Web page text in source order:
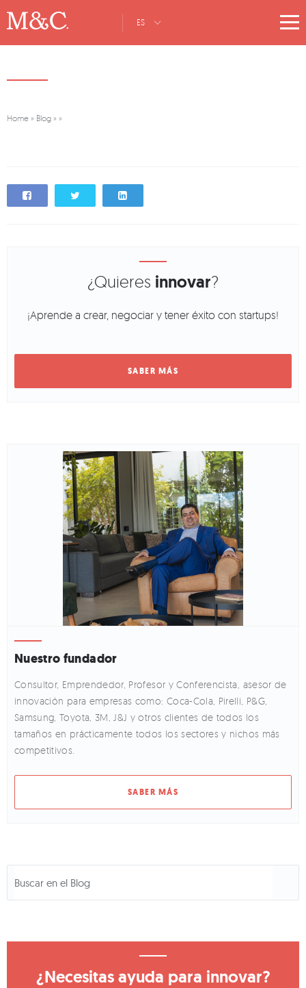
ES
Home » Blog » »
¿Quieres innovar?
¡Aprende a crear, negociar y tener éxito con startups!
Nuestro fundador
Consultor, Emprendedor, Profesor y Conferencista, asesor de
innovación para empresas como: Coca-Cola, Pirelli, P&G,
Samsung, Toyota, 3M, J&J y otros clientes de todos los
tamaños en prácticamente todos los sectores y nichos más
competitivos.
SABER MÁS
¿Necesitas ayuda para innovar?